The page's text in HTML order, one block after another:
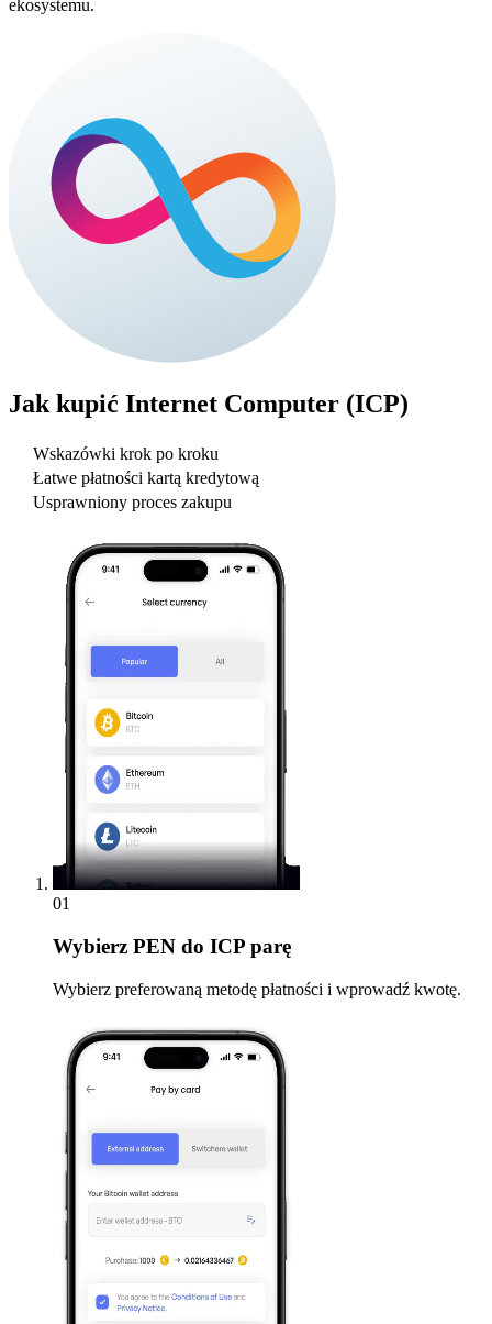
ekosystemu.
Jak kupić Internet Computer (ICP)
Wskazówki krok po kroku
Łatwe płatności kartą kredytową
Usprawniony proces zakupu
01
Wybierz PEN do ICP parę
Wybierz preferowaną metodę płatności i wprowadź kwotę.